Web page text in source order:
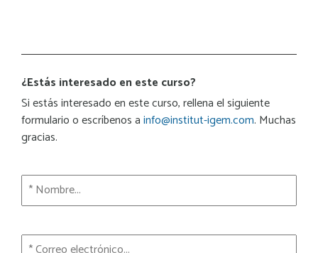
¿Estás interesado en este curso?
Si estás interesado en este curso, rellena el siguiente
formulario o escríbenos ainfo@institut-igem.com. Muchas
gracias.